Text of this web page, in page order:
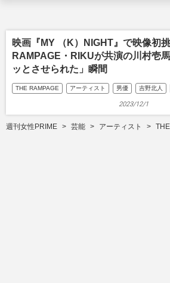
映画『MY （K）NIGHT』で映像初
RAMPAGE・RIKUが共演の川村壱
ッとさせられた」瞬間
THE RAMPAGE アーティスト 男優 吉野北人
2023/12/1
週刊女性PRIME 芸能 アーティスト